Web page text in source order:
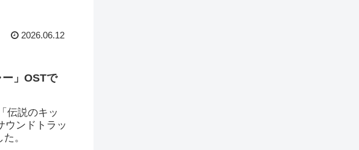
2026.06.12
」OSTで
伝説のキッ
ウンドトラッ
。